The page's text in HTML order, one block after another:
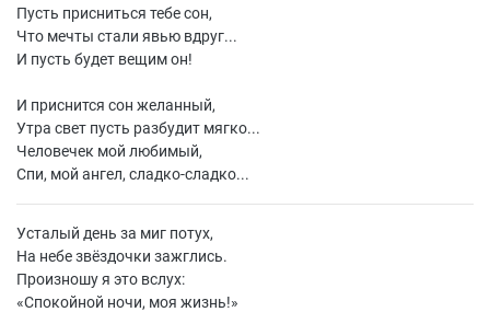
Пусть присниться тебе сон,
Что мечты стали явью вдруг...
И пусть будет вещим он!
И приснится сон желанный,
Утра свет пусть разбудит мягко...
Человечек мой любимый,
Спи, мой ангел, сладко-сладко...
Усталый день за миг потух,
На небе звёздочки зажглись.
Произношу я это вслух:
«Спокойной ночи, моя жизнь!»